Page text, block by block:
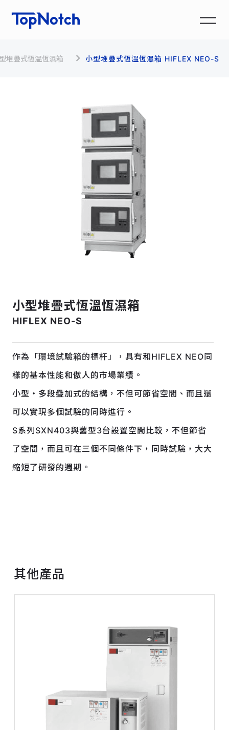
堆疊式恆溫恆濕箱 小型堆疊式恆溫恆濕箱 HIFLEX NEO-S
小型堆疊式恆溫恆濕箱
HIFLEX NEO-S
作為「環境試驗箱的標杆」，具有和HIFLEX NEO同
樣的基本性能和傲人的市場業績。
小型・多段疊加式的結構，不但可節省空間、而且還
可以實現多個試驗的同時進行。
S系列SXN403與舊型3台設置空間比較，不但節省
了空間，而且可在三個不同條件下，同時試驗，大大
縮短了研發的週期。
其他產品